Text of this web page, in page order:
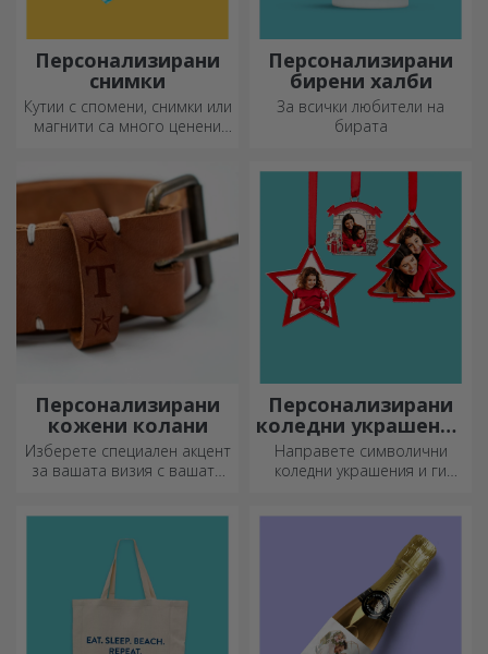
Персонализирани
снимки
Кутии с спомени, снимки или
магнити са много ценени
подарете оригинални
подаръци.
Персонализирани
бирени халби
За всички любители на
бирата
Персонализирани
кожени колани
Изберете специален акцент
за вашата визия с вашата
стил!
Персонализирани
коледни украшения
за елха
Направете символични
коледни украшения и ги